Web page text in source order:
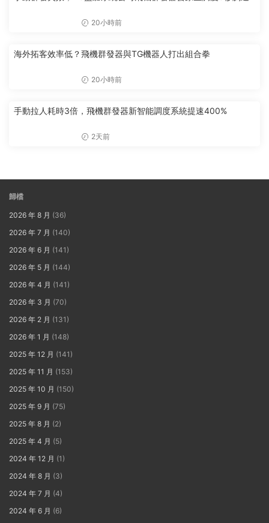
20小時前
海外拓客效率低？飛機群發器與TG機器人打出組合拳
20小時前
手動拉人耗時3倍，飛機群發器新智能調度系統提速400%
2天前
歸檔
2026 年 8 月 (36)
2026 年 7 月 (140)
2026 年 6 月 (141)
2026 年 5 月 (144)
2026 年 4 月 (141)
2026 年 3 月 (70)
2026 年 2 月 (131)
2026 年 1 月 (148)
2025 年 12 月 (141)
2025 年 11 月 (153)
2025 年 10 月 (150)
2025 年 9 月 (75)
2025 年 8 月 (2)
2025 年 4 月 (5)
2024 年 12 月 (1)
2024 年 8 月 (3)
2024 年 7 月 (4)
2024 年 6 月 (6)